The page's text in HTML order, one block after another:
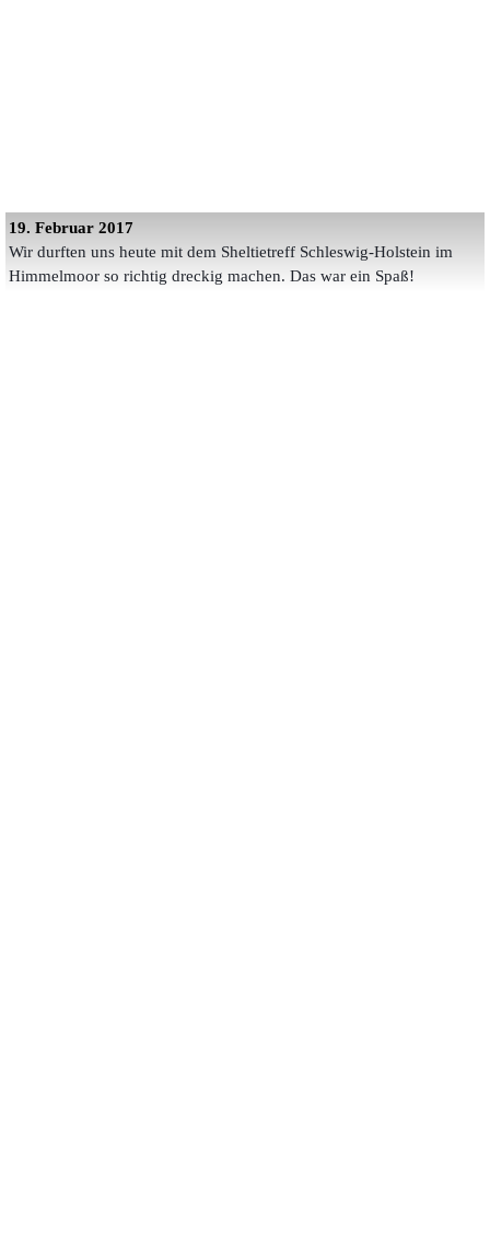
19. Februar 2017
Wir durften uns heute mit dem Sheltietreff Schleswig-Holstein im
Himmelmoor so richtig dreckig machen. Das war ein Spaß!